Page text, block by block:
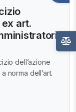
art.
dell’azione
norma dell’art.